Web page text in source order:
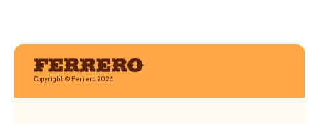
Ferrero
Copyright © Ferrero 2026